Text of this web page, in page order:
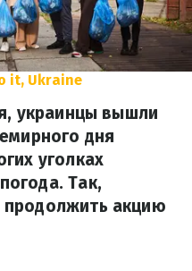
it, Ukraine
украинцы вышли
дня
уголках
Так,
акцию